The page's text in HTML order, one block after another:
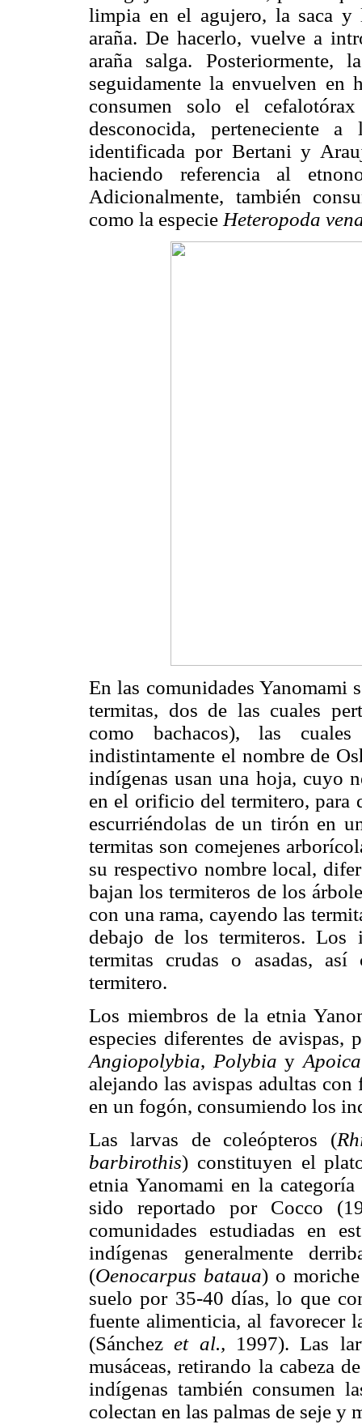
limpia en el agujero, la saca y
araña. De hacerlo, vuelve a
araña salga.
seguidamente la envuelven
consumen solo el
desconocida, perteneciente
identificada por Bertani y
haciendo referencia al
Adicionalmente, también
como la especie Heteropoda
En las comunidades Yanomami
termitas, dos de las cuales
como bachacos), las
indistintamente el nombre de
indígenas usan una hoja, cuyo
en el orificio del termitero, para
escurriéndolas de un tirón en
termitas son comejenes
su respectivo nombre local,
bajan los termiteros de los
con una rama, cayendo las
debajo de los termiteros. Los
termitas crudas o asadas,
termitero.
Los miembros de la etnia
especies diferentes de avispas,
Angiopolybia, Polybia y Apoica
alejando las avispas adultas
en un fogón, consumiendo los
Las larvas de coleópteros (
barbirothis) constituyen el
etnia Yanomami en la
sido reportado por Cocco
comunidades estudiadas en
indígenas generalmente
(Oenocarpus bataua) o
suelo por 35-40 días, lo que
fuente alimenticia, al favorecer
(Sánchezet al., 1997). Las
musáceas, retirando la cabeza
indígenas también consumen
colectan en las palmas de seje y